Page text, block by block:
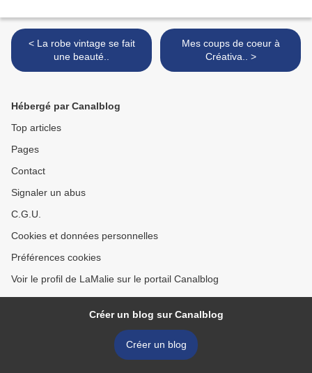
< La robe vintage se fait
une beauté..
Mes coups de coeur à
Créativa.. >
Hébergé par Canalblog
Top articles
Pages
Contact
Signaler un abus
C.G.U.
Cookies et données personnelles
Préférences cookies
Voir le profil de LaMalie sur le portail Canalblog
Créer un blog sur Canalblog
Créer un blog